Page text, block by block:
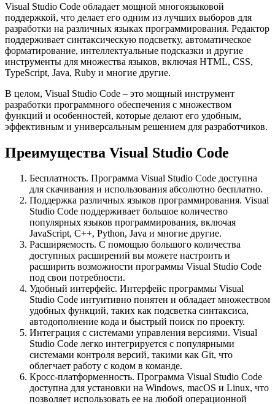
Visual Studio Code обладает мощной многоязыковой
поддержкой, что делает его одним из лучших выборов для
разработки на различных языках программирования. Редактор
поддерживает синтаксическую подсветку, автоматическое
форматирование, интеллектуальные подсказки и другие
инструменты для множества языков, включая HTML, CSS,
TypeScript, Java, Ruby и многие другие.
В целом, Visual Studio Code – это мощный инструмент
разработки программного обеспечения с множеством
функций и особенностей, которые делают его удобным,
эффективным и универсальным решением для разработчиков.
Преимущества Visual Studio Code
Бесплатность. Программа Visual Studio Code доступна
для скачивания и использования абсолютно бесплатно.
Поддержка различных языков программирования. Visual
Studio Code поддерживает большое количество
популярных языков программирования, включая
JavaScript, C++, Python, Java и многие другие.
Расширяемость. С помощью большого количества
доступных расширений вы можете настроить и
расширить возможности программы Visual Studio Code
под свои потребности.
Удобный интерфейс. Интерфейс программы Visual
Studio Code интуитивно понятен и обладает множеством
удобных функций, таких как подсветка синтаксиса,
автодополнение кода и быстрый поиск по проекту.
Интеграция с системами управления версиями. Visual
Studio Code легко интегрируется с популярными
системами контроля версий, такими как Git, что
облегчает работу с кодом в команде.
Кросс-платформенность. Программа Visual Studio Code
доступна для установки на Windows, macOS и Linux, что
позволяет использовать ее на любой операционной